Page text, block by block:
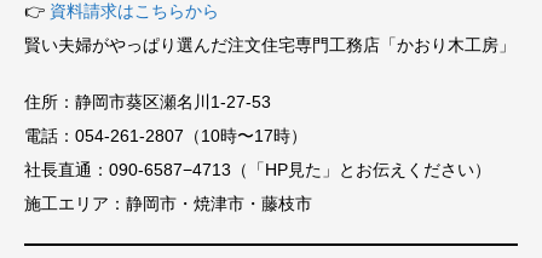
👉 資料請求はこちらから
賢い夫婦がやっぱり選んだ注文住宅専門工務店「かおり木工房」
住所：静岡市葵区瀬名川1-27-53
電話：054-261-2807（10時〜17時）
社長直通：090-6587−4713（「HP見た」とお伝えください）
施工エリア：静岡市・焼津市・藤枝市